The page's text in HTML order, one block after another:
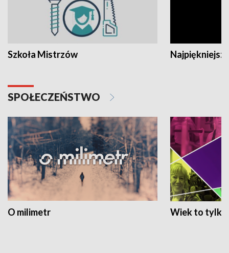
Szkoła Mistrzów
SPOŁECZEŃSTWO
O milimetr Wiek to tylko